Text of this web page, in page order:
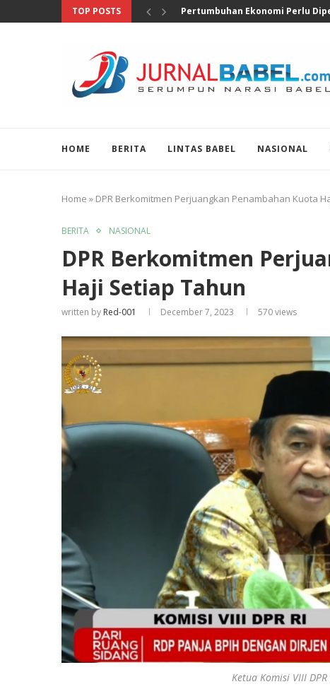
TOP POSTS Anggota DPR Salurkan Bantuan
HOME BERITA LINTAS BABEL NASIONAL
Home » DPR Berkomitmen Perjuangkan Penambahan Kuota
BERITA NASIONAL
DPR Berkomitmen
Haji Setiap Tahun
written by Red-001 December 7, 2023 570views
Ketua Komisi VIII